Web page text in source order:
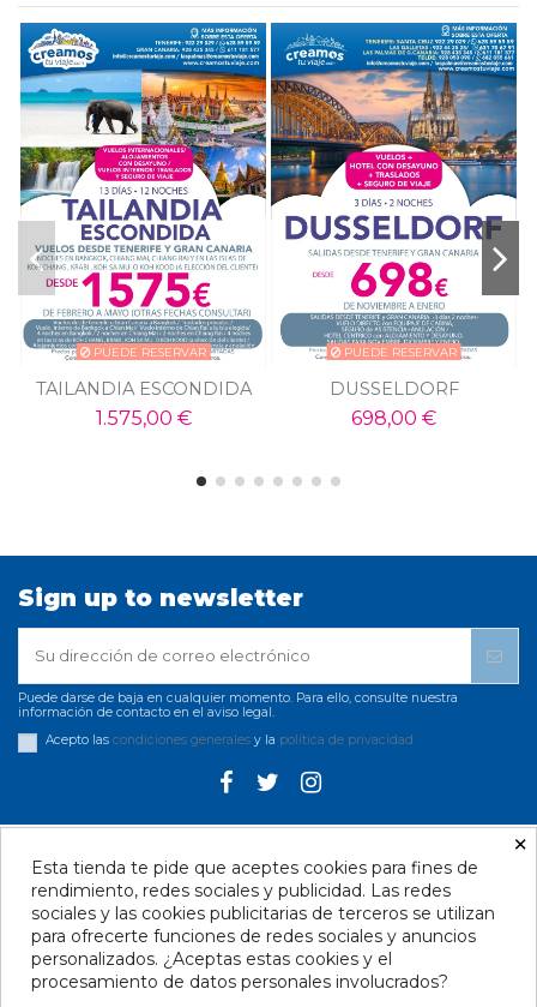
PUEDE RESERVAR
TAILANDIA ESCONDIDA
1.575,00 €
PUEDE RESERVAR
DUSSELDORF
698,00 €
Sign up to newsletter
Puede darse de baja en cualquier momento. Para ello, consulte nuestra
información de contacto en el aviso legal.
Acepto las condiciones generalesy la política de privacidad
Información Legal
Contacto - Santa Cruz
Contacto - Las Palmas
×
Esta tienda te pide que aceptes cookies para fines de
rendimiento, redes sociales y publicidad. Las redes
sociales y las cookies publicitarias de terceros se utilizan
para ofrecerte funciones de redes sociales y anuncios
personalizados. ¿Aceptas estas cookies y el
procesamiento de datos personales involucrados?